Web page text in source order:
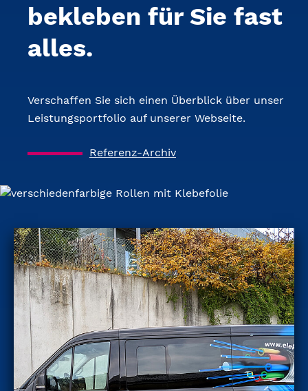
bekleben für Sie fast
alles.
Verschaffen Sie sich einen Überblick über unser
Leistungsportfolio auf unserer Webseite.
Referenz-Archiv